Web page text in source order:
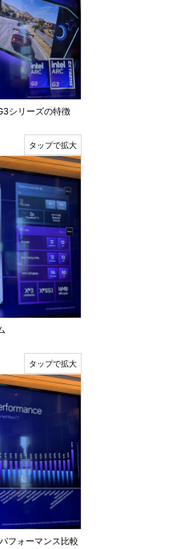
シリーズの特徴
フォーマンス比較